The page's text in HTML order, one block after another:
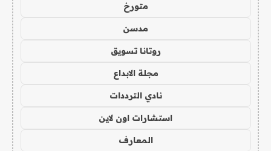
متورخ
مدسن
روتانا تسويق
مجلة الابداع
نادي الترددات
استشارات اون لاين
المعارف